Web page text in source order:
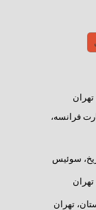
تهران
فرانسه،
سوئیس
تهران
تهران